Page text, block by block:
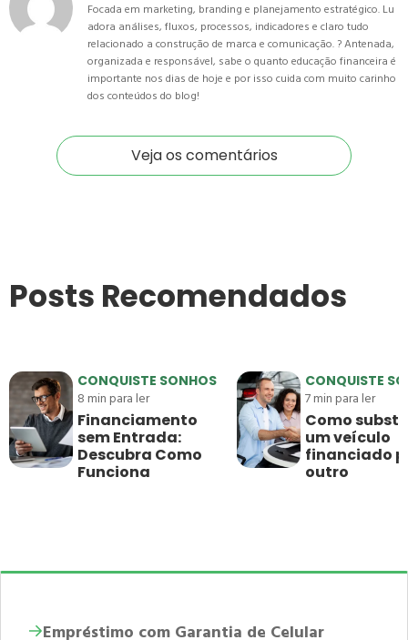
Focada em marketing, branding e planejamento estratégico. Lu
adora análises, fluxos, processos, indicadores e claro tudo
relacionado a construção de marca e comunicação. ? Antenada,
organizada e responsável, sabe o quanto educação financeira é
importante nos dias de hoje e por isso cuida com muito carinho
dos conteúdos do blog!
Veja os comentários
Posts Recomendados
CONQUISTE SONHOS
8min para ler
Financiamento
sem Entrada:
Descubra Como
Funciona
CONQUISTE
7min para ler
Como
um veículo
financiado
outro
Empréstimo com Garantia de Celular